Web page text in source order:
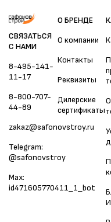
СВЯЗАТЬСЯ
С НАМИ
8-495-141-
11-17
8-800-707-
44-89
zakaz@safonovstroy.ru
Telegram:
@safonovstroy
Max:
id471605770411_1_bot
О БРЕНДЕ
О компании
Контакты
Реквизиты
Дилерские
сертификаты